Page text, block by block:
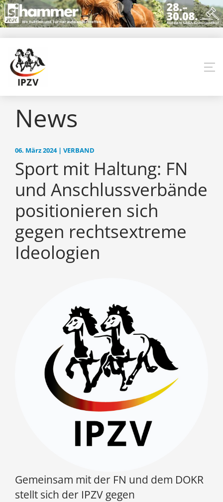
News
06. März 2024 | VERBAND
Sport mit Haltung: FN
und Anschlussverbände
positionieren sich
gegen rechtsextreme
Ideologien
Gemeinsam mit der FN und dem DOKR
stellt sich der IPZV gegen